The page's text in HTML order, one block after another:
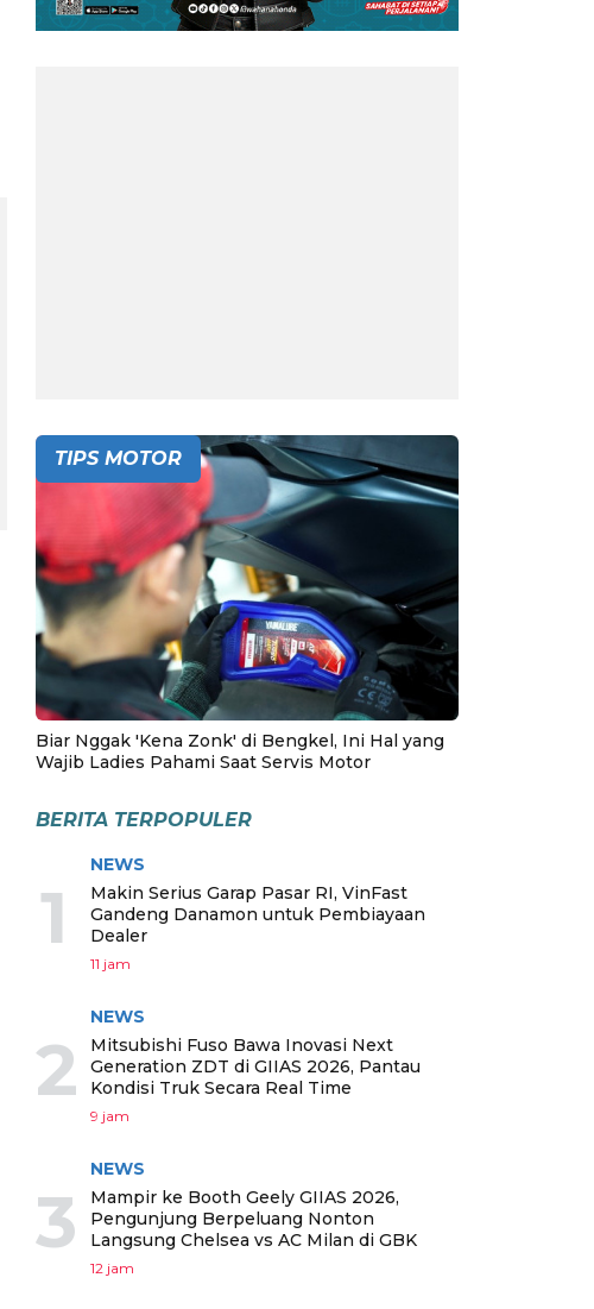
TIPS MOTOR
Biar Nggak 'Kena Zonk' di Bengkel, Ini Hal yang
Wajib Ladies Pahami Saat Servis Motor
BERITA TERPOPULER
1
NEWS
Makin Serius Garap Pasar RI, VinFast
Gandeng Danamon untuk Pembiayaan
Dealer
11 jam
2
NEWS
Mitsubishi Fuso Bawa Inovasi Next
Generation ZDT di GIIAS 2026, Pantau
Kondisi Truk Secara Real Time
9 jam
3
NEWS
Mampir ke Booth Geely GIIAS 2026,
Pengunjung Berpeluang Nonton
Langsung Chelsea vs AC Milan di GBK
12 jam